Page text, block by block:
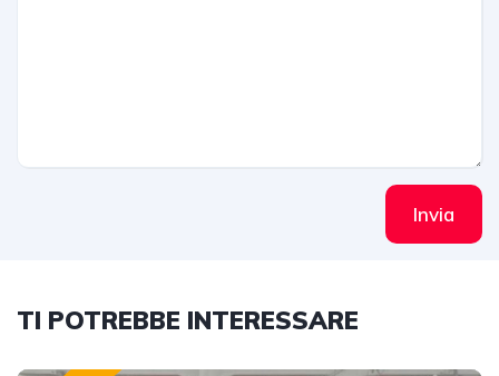
Invia
TI POTREBBE INTERESSARE